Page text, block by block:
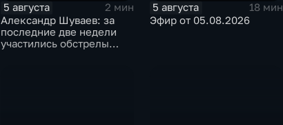
5 августа
2 мин
Александр Шуваев: за
последние две недели
участились обстрелы
5 августа
18 мин
Эфир от 05.08.2026